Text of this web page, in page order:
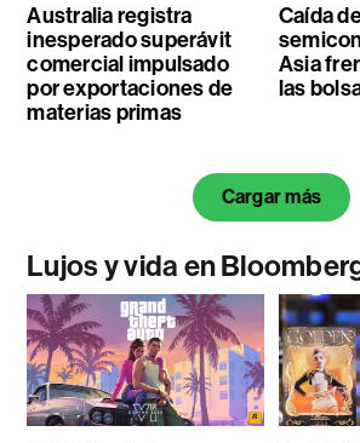
Australia registra
inesperado superávit
comercial impulsado
por exportaciones de
materias primas
Caída
Asia
las
Cargar más
Lujos y vida en